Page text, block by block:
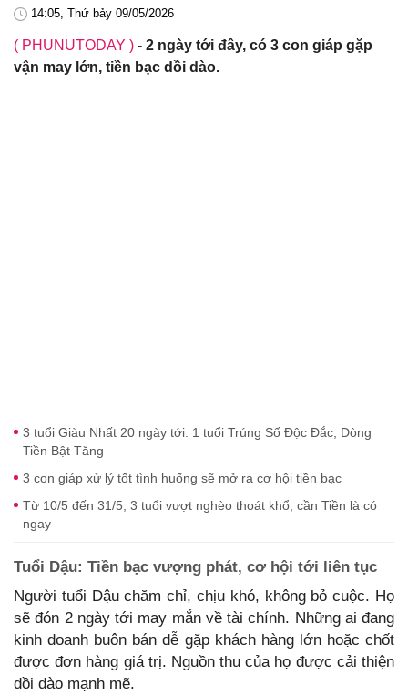
14:05, Thứ bảy 09/05/2026
( PHUNUTODAY ) - 2 ngày tới đây, có 3 con giáp gặp
vận may lớn, tiền bạc dồi dào.
3 tuổi Giàu Nhất 20 ngày tới: 1 tuổi Trúng Số Độc Đắc, Dòng
Tiền Bật Tăng
3 con giáp xử lý tốt tình huống sẽ mở ra cơ hội tiền bạc
Từ 10/5 đến 31/5, 3 tuổi vượt nghèo thoát khổ, cần Tiền là có
ngay
Tuổi Dậu: Tiền bạc vượng phát, cơ hội tới liên tục
Người tuổi Dậu chăm chỉ, chịu khó, không bỏ cuộc. Họ
sẽ đón 2 ngày tới may mắn về tài chính. Những ai đang
kinh doanh buôn bán dễ gặp khách hàng lớn hoặc chốt
được đơn hàng giá trị. Nguồn thu của họ được cải thiện
dồi dào mạnh mẽ.